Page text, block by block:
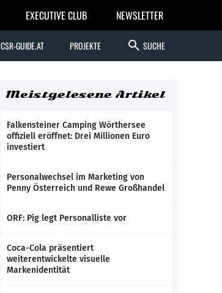
EXECUTIVE CLUB NEWSLETTER
CSR-GUIDE.AT PROJEKTE search SUCHE
Meistgelesene Artikel
Falkensteiner Camping Wörthersee
offiziell eröffnet: Drei Millionen Euro
investiert
Personalwechsel im Marketing von
Penny Österreich und Rewe Großhandel
ORF: Pig legt Personalliste vor
Coca-Cola präsentiert
weiterentwickelte visuelle
Markenidentität